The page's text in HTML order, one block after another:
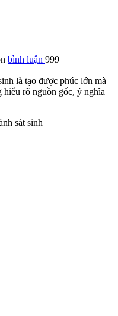
bình luận 999
là tạo được phúc lớn mà
hiểu rõ nguồn gốc, ý nghĩa